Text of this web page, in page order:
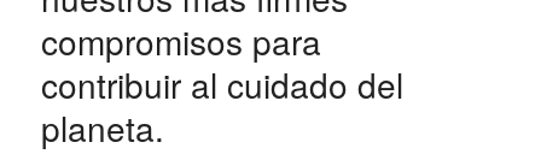
compromisos para
contribuir al cuidado del
planeta.